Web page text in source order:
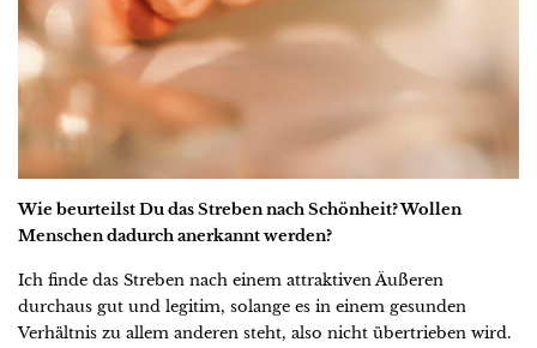
Wie beurteilst Du das Streben nach Schönheit? Wollen
Menschen dadurch anerkannt werden?
Ich finde das Streben nach einem attraktiven Äußeren
durchaus gut und legitim, solange es in einem gesunden
Verhältnis zu allem anderen steht, also nicht übertrieben wird.